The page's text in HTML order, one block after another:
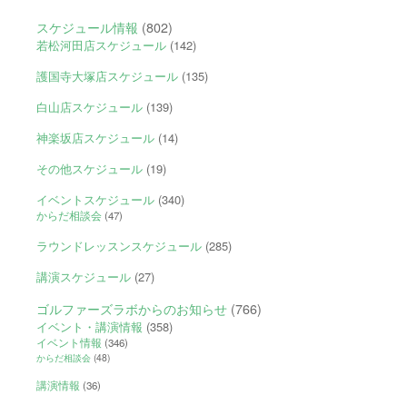
スケジュール情報 (802)
若松河田店スケジュール(142)
護国寺大塚店スケジュール(135)
白山店スケジュール(139)
神楽坂店スケジュール(14)
その他スケジュール(19)
イベントスケジュール(340)
からだ相談会(47)
ラウンドレッスンスケジュール(285)
講演スケジュール(27)
ゴルファーズラボからのお知らせ(766)
イベント・講演情報 (358)
イベント情報 (346)
からだ相談会(48)
講演情報 (36)